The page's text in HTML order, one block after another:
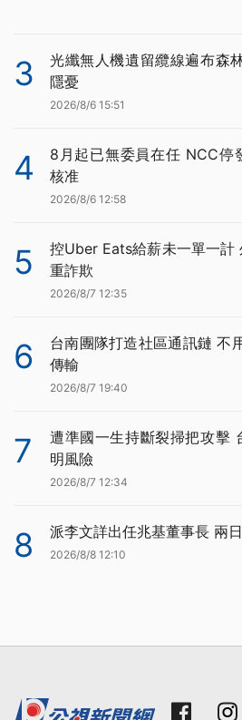
3
光纖無人機遺留纜線遍布森
隱憂
2026/8/6 15:51
4
8月起已無委員在任 NCC停
核准
2026/8/6 12:58
5
控Uber Eats給薪未一單一計
重詐欺
2026/8/7 12:35
6
台南團隊打造社區通訊鏈 不
傳輸
2026/8/7 19:40
7
遭準國一生持斷裂掃把攻擊
明風險
2026/8/7 12:34
8 派李文詳出任兆基董事長 兩
2026/8/8 12:10